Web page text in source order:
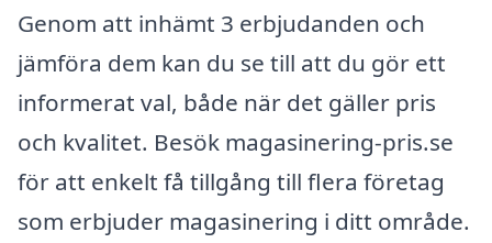
Genom att inhämt 3 erbjudanden och
jämföra dem kan du se till att du gör ett
informerat val, både när det gäller pris
och kvalitet. Besök magasinering-pris.se
för att enkelt få tillgång till flera företag
som erbjuder magasinering i ditt område.